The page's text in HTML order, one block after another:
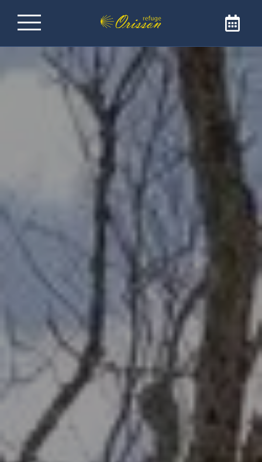
Refuge sur le Chemin de
Saint-Jacques-de-
Compostelle
Bienvenue au Refuge Orisson, idéalement
positionné sur le GR65 pour rejoindre Saint-
Jacques de Compostelle. Notre refuge est
l’adresse idéale pour faire une étape
réconfortante et conviviale. Le refuge est
ouvert uniquement aux pèlerins et aux